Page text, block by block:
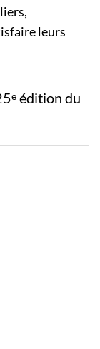
leurs
édition du